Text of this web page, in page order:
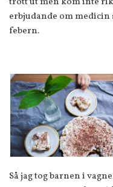
erbjudande om
febern.
Så jag tog barnen i